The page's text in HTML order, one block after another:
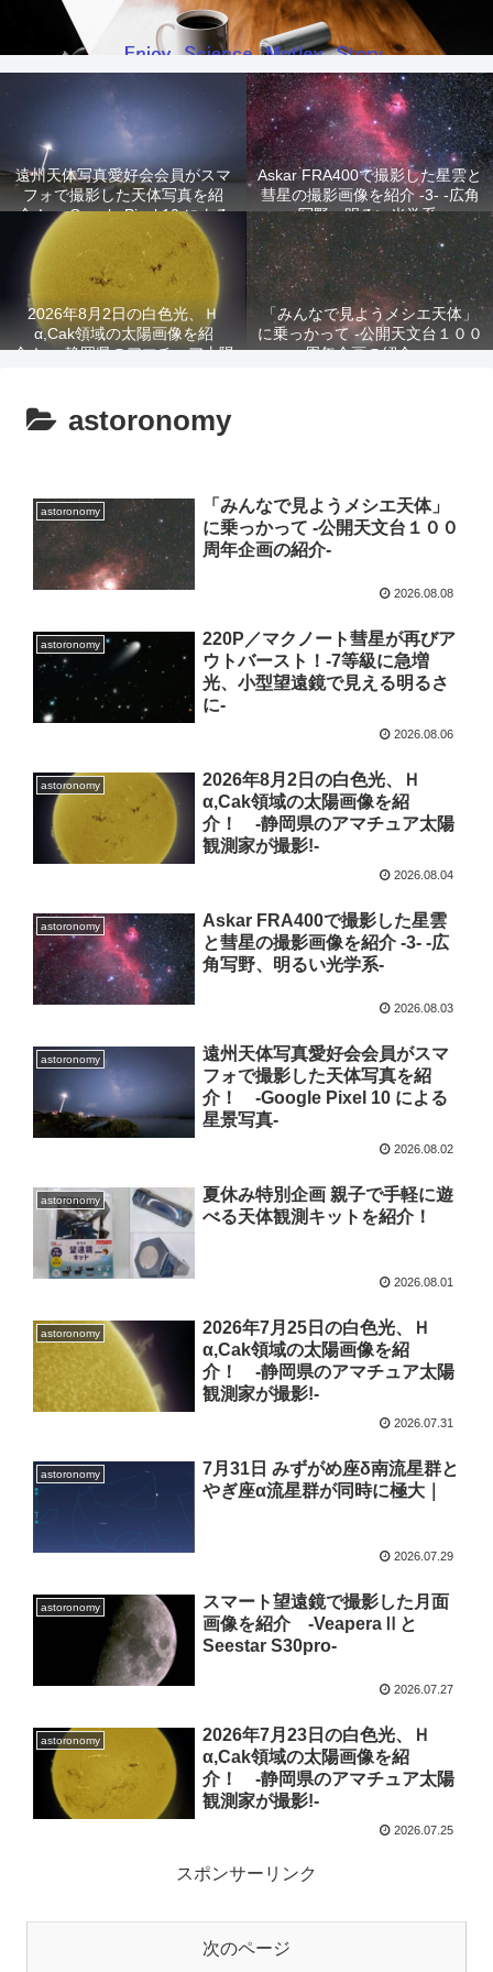
遠州天体写真愛好会会員がスマ
フォで撮影した天体写真を紹
介！ -Google Pixel 10 による
星景写真-
Askar FRA400で撮影した星雲と
彗星の撮影画像を紹介 -3- -広角
写野、明るい光学系-
2026年8月2日の白色光、Ｈ
α,Cak領域の太陽画像を紹
介！ -静岡県のアマチュア太陽
「みんなで見ようメシエ天体」
に乗っかって -公開天文台１００
周年企画の紹介-
astoronomy
astoronomy
「みんなで見ようメシエ天体」
に乗っかって -公開天文台１００
周年企画の紹介-
2026.08.08
astoronomy
220P／マクノート彗星が再びア
ウトバースト！-7等級に急増
光、小型望遠鏡で見える明るさ
に-
2026.08.06
astoronomy
2026年8月2日の白色光、Ｈ
α,Cak領域の太陽画像を紹
介！ -静岡県のアマチュア太陽
観測家が撮影!-
2026.08.04
astoronomy
Askar FRA400で撮影した星雲
と彗星の撮影画像を紹介 -3- -広
角写野、明るい光学系-
2026.08.03
astoronomy
遠州天体写真愛好会会員がスマ
フォで撮影した天体写真を紹
介！ -Google Pixel 10 による
星景写真-
2026.08.02
astoronomy
夏休み特別企画 親子で手軽に遊
べる天体観測キットを紹介！
2026.08.01
astoronomy
2026年7月25日の白色光、Ｈ
α,Cak領域の太陽画像を紹
介！ -静岡県のアマチュア太陽
観測家が撮影!-
2026.07.31
astoronomy
7月31日 みずがめ座δ南流星群と
やぎ座α流星群が同時に極大｜
2026.07.29
astoronomy
スマート望遠鏡で撮影した月面
画像を紹介 -VeaperaⅡと
Seestar S30pro-
2026.07.27
astoronomy
2026年7月23日の白色光、Ｈ
α,Cak領域の太陽画像を紹
介！ -静岡県のアマチュア太陽
観測家が撮影!-
2026.07.25
スポンサーリンク
次のページ